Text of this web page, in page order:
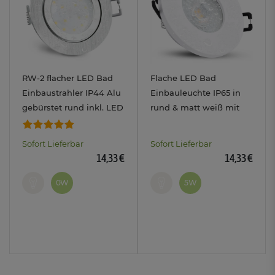
RW-2 flacher LED Bad
Einbaustrahler IP44 Alu
gebürstet rund inkl. LED
Modul 230V 4W
Sofort Lieferbar
14,33 €
0W
Flache LED Bad
Einbauleuchte IP65 in
rund & matt weiß mit
Sofort Lieferbar
14,33 €
5W